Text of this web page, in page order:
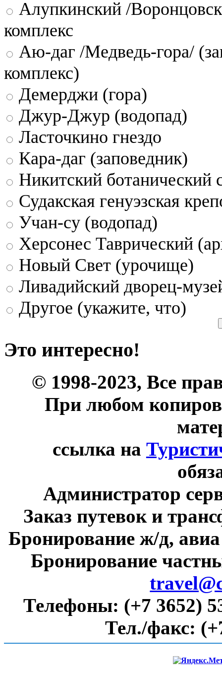
Алупкинский /
комплекс
Аю-даг /Медведь-гора/
комплекс)
Демерджи (гора)
Джур-Джур (водопад)
Ласточкино гнездо
Кара-даг (заповедник)
Никитский ботанический
Судакская генуэзская
Учан-су (водопад)
Херсонес Таврический
Новый Свет (урочище)
Ливадийский дворец-
Другое (укажите, что)
Это интересно!
© 1998-2023, Все
При любом
ссылка на
Администратор
Заказ путевок и
Бронирование ж/д,
Бронирование
Телефоны: (+7 3652)
Тел./факс: